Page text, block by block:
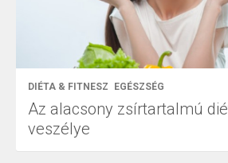
DIÉTA & FITNESZ EGÉSZSÉG
Az alacsony zsírtartalmú
veszélye